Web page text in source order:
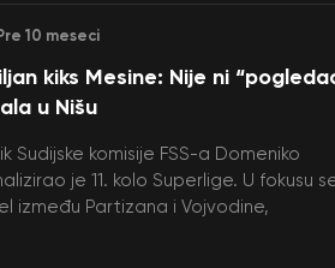
10 meseci
kiks Mesine: Nije ni
u Nišu
Sudijske komisije FSS-a Domeniko
je 11. kolo Superlige. U fokusu
između Partizana i Vojvodine,